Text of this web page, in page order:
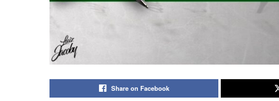
Share on Facebook